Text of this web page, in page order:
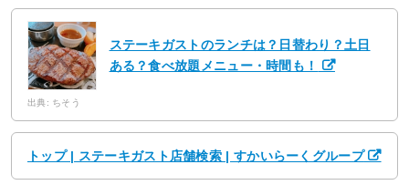
ステーキガストのランチは？日替わり？土日
ある？食べ放題メニュー・時間も！
出典: ちそう
トップ | ステーキガスト店舗検索 | すかいらーくグループ